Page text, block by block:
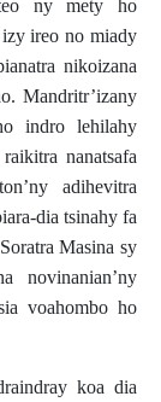
ny mety ho
izy ireo no miady
nikoizana
Mandritr’izany
indro lehilahy
nanatsafa
adihevitra
dia tsinahy fa
Masina sy
novinanian’ny
voahombo ho
koa dia